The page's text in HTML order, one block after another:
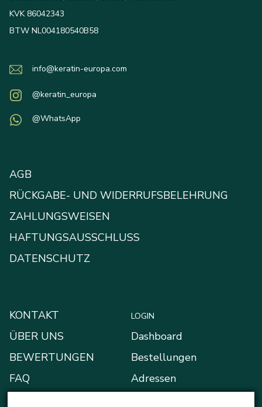
KVK 86042343
BTW NL004180540B58
info@keratin-europa.com
@keratin_europa
@WhatsApp
AGB
RÜCKGABE- UND WIDERRUFSBELEHRUNG
ZAHLUNGSWEISEN
HAFTUNGSAUSSCHLUSS
DATENSCHUTZ
KONTAKT
ÜBER UNS
BEWERTUNGEN
FAQ
LOGIN
Dashboard
Bestellungen
Adressen